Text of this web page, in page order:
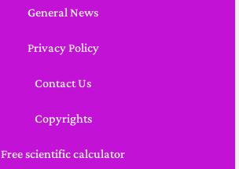
General News
Privacy Policy
Contact Us
Copyrights
Free scientific calculator